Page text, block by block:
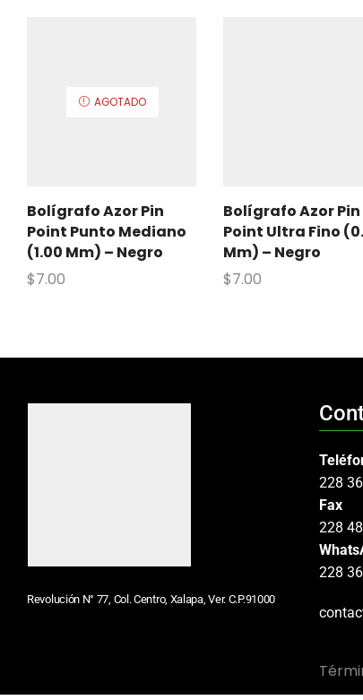
AGOTADO
Bolígrafo Azor Pin
Point Punto Mediano
(1.00 Mm) – Negro
$7.00
Bolígrafo Azor Pin
Point Ultra Fino
Mm) – Negro
$7.00
Revolución N° 77, Col. Centro, Xalapa, Ver. C.P.91000
228
Fax
228
228